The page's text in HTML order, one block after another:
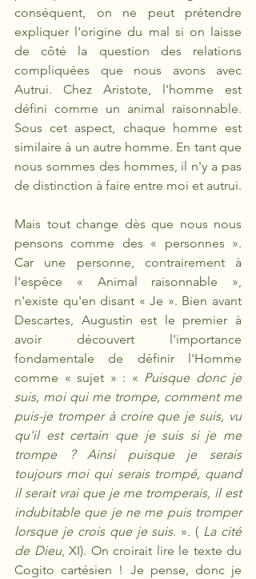
conséquent, on ne peut prétendre
expliquer l'origine du mal si on laisse
de côté la question des relations
compliquées que nous avons avec
Autrui. Chez Aristote, l'homme est
défini comme un animal raisonnable.
Sous cet aspect, chaque homme est
similaire à un autre homme. En tant que
nous sommes des hommes, il n'y a pas
Mais tout change dès que nous nous
pensons comme des « personnes ».
Car une personne, contrairement à
l'espèce « Animal raisonnable »,
n'existe qu'en disant « Je ». Bien avant
Descartes, Augustin est le premier à
avoir découvert l'importance
fondamentale de définir l'Homme
comme « sujet » : « Puisque donc je
suis, moi qui me trompe, comment me
puis-je tromper à croire que je suis, vu
qu'il est certain que je suis si je me
trompe ? Ainsi puisque je serais
toujours moi qui serais trompé, quand
il serait vrai que je me tromperais, il est
indubitable que je ne me puis tromper
lorsque je crois que je suis. ». ( La cité
de Dieu, XI). On croirait lire le texte du
Cogito cartésien ! Je pense, donc je